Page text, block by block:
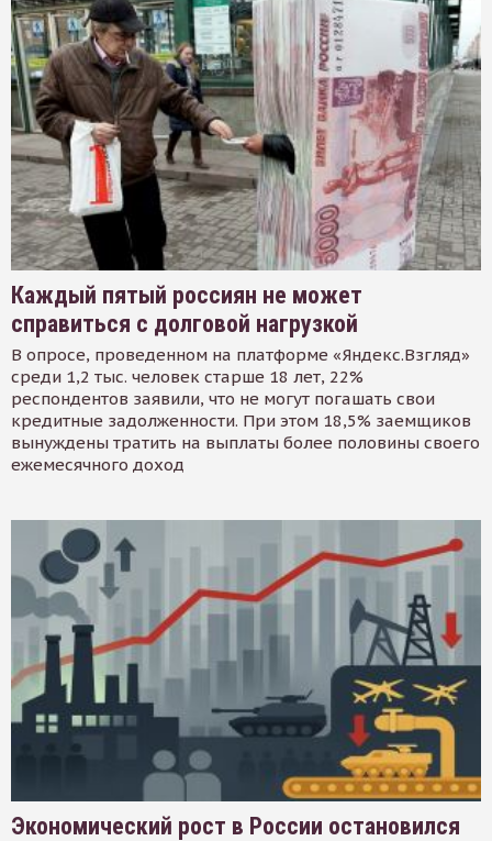
Каждый пятый россиян не может
справиться с долговой нагрузкой
В опросе, проведенном на платформе «Яндекс.Взгляд»
среди 1,2 тыс. человек старше 18 лет, 22%
респондентов заявили, что не могут погашать свои
кредитные задолженности. При этом 18,5% заемщиков
вынуждены тратить на выплаты более половины своего
ежемесячного доход
Экономический рост в России остановился